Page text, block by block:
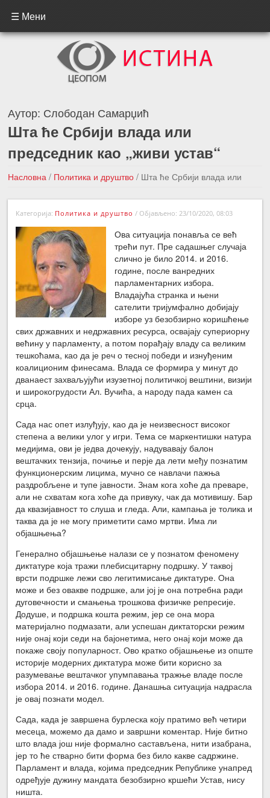
☰ Мени
Аутор: Слободан Самарџић
Шта ће Србији влада или
председник као „живи устав“
Насловна / Политика и друштво / Шта ће Србији влада или
председник као „живи устав“
←Претходна вест
Следећа вест →
Категорија: Политика и друштво / Објављено: 23/10/2020, 08:03
Ова ситуација понавља се већ
трећи пут. Пре садашњег случаја
слично је било 2014. и 2016.
године, после ванредних
парламентарних избора.
Владајућа странка и њени
сателити тријумфално добијају
изборе уз безобзирно коришћење
свих државних и недржавних ресурса, освајају супериорну
већину у парламенту, а потом порађају владу са великим
тешкоћама, као да је реч о тесној победи и изнуђеним
коалиционим финесама. Влада се формира у минут до
дванаест захваљујући изузетној политичкој вештини, визији
и широкогрудости Ал. Вучића, а народу пада камен са
срца.
Сада нас опет излуђују, као да је неизвесност високог
степена а велики улог у игри. Тема се маркентишки натура
медијима, ови је једва дочекују, надувавају балон
вештачких тензија, почиње и перје да лети међу познатим
функционерским лицима, мучно се навлачи пажња
раздробљене и тупе јавности. Знам кога хоће да преваре,
али не схватам кога хоће да привуку, чак да мотивишу. Бар
да квазијавност то слуша и гледа. Али, кампања је толика и
таква да је не могу приметити само мртви. Има ли
објашњења?
Генерално објашњење налази се у познатом феномену
диктатуре која тражи плебисцитарну подршку. У таквој
врсти подршке лежи сво легитимисање диктатуре. Она
може и без овакве подршке, али јој је она потребна ради
дуговечности и смањења трошкова физичке репресије.
Додуше, и подршка кошта режим, јер се она мора
материјално подмазати, али успешан диктаторски режим
није онај који седи на бајонетима, него онај који може да
покаже своју популарност. Ово кратко објашњење из опште
историје модерних диктатура може бити корисно за
разумевање вештачког упумпавања тражње владе после
избора 2014. и 2016. године. Данашња ситуација надрасла
је овај познати модел.
Сада, када је завршена бурлеска коју пратимо већ четири
месеца, можемо да дамо и завршни коментар. Није битно
што влада још није формално састављена, нити изабрана,
јер то ће стварно бити форма без било какве садржине.
Парламент и влада, којима председник Републике унапред
одређује дужину мандата безобзирно кршећи Устав, нису
ништа.